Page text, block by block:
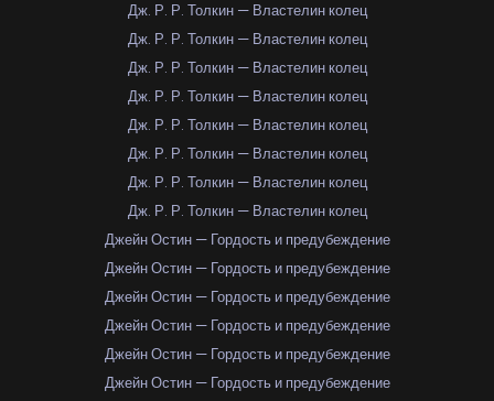
Дж. Р. Р. Толкин — Властелин колец
Дж. Р. Р. Толкин — Властелин колец
Дж. Р. Р. Толкин — Властелин колец
Дж. Р. Р. Толкин — Властелин колец
Дж. Р. Р. Толкин — Властелин колец
Дж. Р. Р. Толкин — Властелин колец
Дж. Р. Р. Толкин — Властелин колец
Дж. Р. Р. Толкин — Властелин колец
Джейн Остин — Гордость и предубеждение
Джейн Остин — Гордость и предубеждение
Джейн Остин — Гордость и предубеждение
Джейн Остин — Гордость и предубеждение
Джейн Остин — Гордость и предубеждение
Джейн Остин — Гордость и предубеждение